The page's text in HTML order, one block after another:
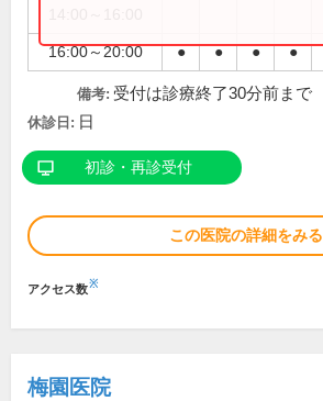
16:00～20:00 ● ● ● ●
備考: 受付は診療終了30分前まで
休診日: 日
初診・再診受付
この医院の詳細をみる
アクセス数※
梅園医院